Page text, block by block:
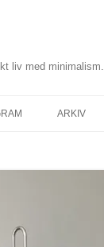
liv med minimalism.
ARKIV